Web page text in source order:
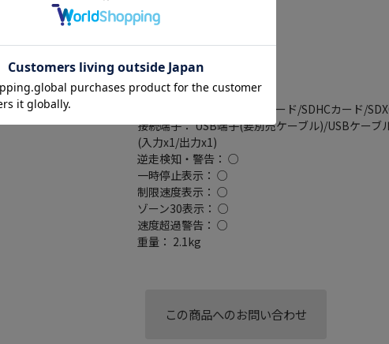
ETC2.0： ○
VICSWIDE： ○
VICS： ○
スマートIC考慮検索： ○
ミラーリング対応： ○
搭載プレーヤー： DVD/CD
外部メモリスロット： SDカード/SDHCカード/
接続端子： USB端子(要別売ケーブル)/USBケー
(入力x1/出力x1)
逆走検知・警告： ○
一時停止表示： ○
制限速度表示： ○
ゾーン30表示： ○
速度超過警告： ○
重量： 2.1kg
この商品へのお問い合わせ